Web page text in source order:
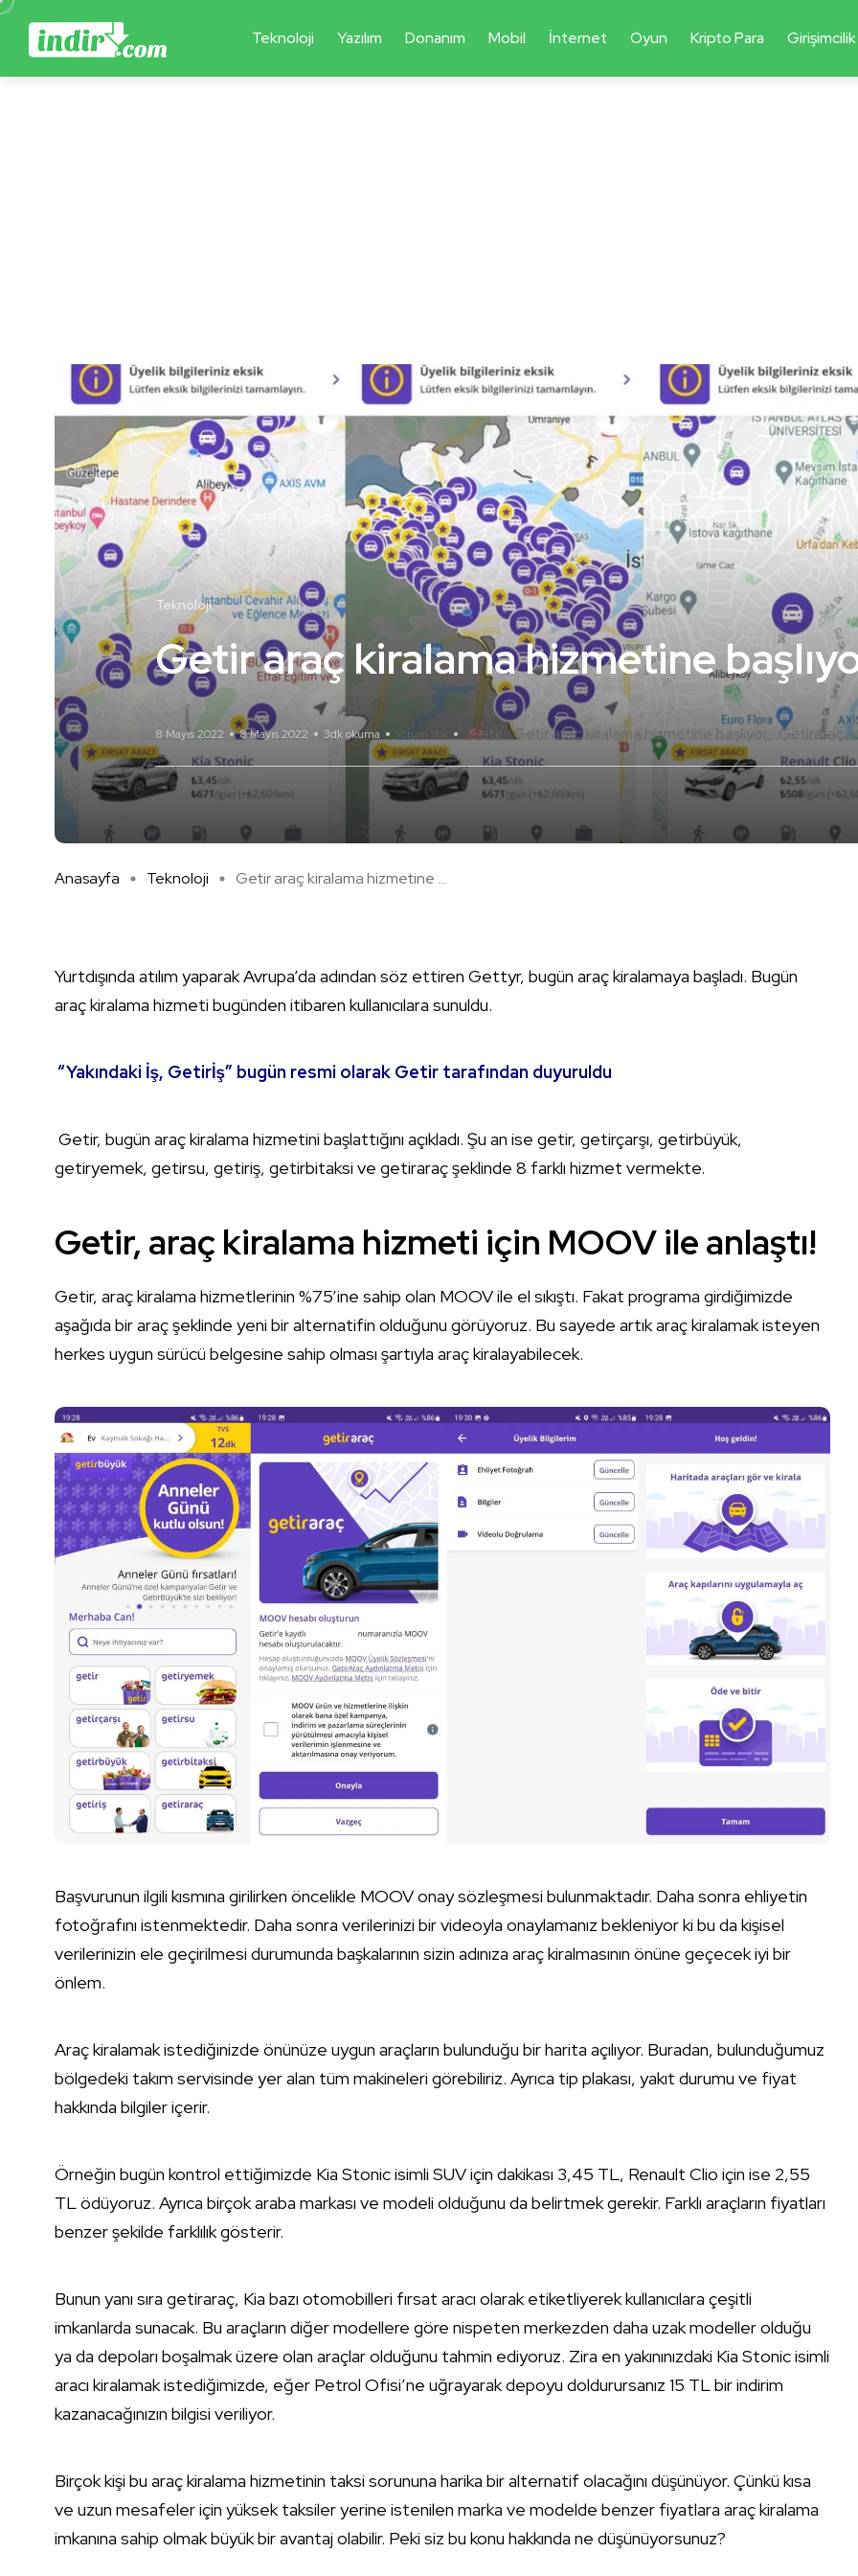
Teknoloji Yazılım Donanım Mobil İnternet Oyun Kripto Para Girişimcilik
Teknoloji
Getir araç kiralama hizmetine
8 Mayıs 2022 8 Mayıs 2022 3dk okuma Yorum Yok Getir Getir araç kiralama hizmetine başlıyor Getiraraç
Anasayfa Teknoloji Getir araç kiralama hizmetine ...
Yurtdışında atılım yaparak Avrupa’da adından söz ettiren Gettyr, bugün araç kiralamaya başladı. Bugün
araç kiralama hizmeti bugünden itibaren kullanıcılara sunuldu.
“Yakındaki İş, Getirİş” bugün resmi olarak Getir tarafından duyuruldu
Getir, bugün araç kiralama hizmetini başlattığını açıkladı. Şu an ise getir, getirçarşı, getirbüyük,
getiryemek, getirsu, getiriş, getirbitaksi ve getiraraç şeklinde 8 farklı hizmet vermekte.
Getir, araç kiralama hizmeti için MOOV ile anlaştı!
Getir, araç kiralama hizmetlerinin %75’ine sahip olan MOOV ile el sıkıştı. Fakat programa girdiğimizde
aşağıda bir araç şeklinde yeni bir alternatifin olduğunu görüyoruz. Bu sayede artık araç kiralamak isteyen
herkes uygun sürücü belgesine sahip olması şartıyla araç kiralayabilecek.
Başvurunun ilgili kısmına girilirken öncelikle MOOV onay sözleşmesi bulunmaktadır. Daha sonra ehliyetin
fotoğrafını istenmektedir. Daha sonra verilerinizi bir videoyla onaylamanız bekleniyor ki bu da kişisel
verilerinizin ele geçirilmesi durumunda başkalarının sizin adınıza araç kiralmasının önüne geçecek iyi bir
önlem.
Araç kiralamak istediğinizde önünüze uygun araçların bulunduğu bir harita açılıyor. Buradan, bulunduğumuz
bölgedeki takım servisinde yer alan tüm makineleri görebiliriz. Ayrıca tip plakası, yakıt durumu ve fiyat
hakkında bilgiler içerir.
Örneğin bugün kontrol ettiğimizde Kia Stonic isimli SUV için dakikası 3,45 TL, Renault Clio için ise 2,55
TL ödüyoruz. Ayrıca birçok araba markası ve modeli olduğunu da belirtmek gerekir. Farklı araçların fiyatları
benzer şekilde farklılık gösterir.
Bunun yanı sıra getiraraç, Kia bazı otomobilleri fırsat aracı olarak etiketliyerek kullanıcılara çeşitli
imkanlarda sunacak. Bu araçların diğer modellere göre nispeten merkezden daha uzak modeller olduğu
ya da depoları boşalmak üzere olan araçlar olduğunu tahmin ediyoruz. Zira en yakınınızdaki Kia Stonic isimli
aracı kiralamak istediğimizde, eğer Petrol Ofisi’ne uğrayarak depoyu doldurursanız 15 TL bir indirim
kazanacağınızın bilgisi veriliyor.
Birçok kişi bu araç kiralama hizmetinin taksi sorununa harika bir alternatif olacağını düşünüyor. Çünkü kısa
ve uzun mesafeler için yüksek taksiler yerine istenilen marka ve modelde benzer fiyatlara araç kiralama
imkanına sahip olmak büyük bir avantaj olabilir. Peki siz bu konu hakkında ne düşünüyorsunuz?